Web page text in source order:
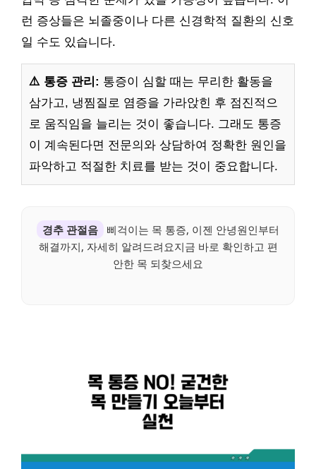
런 증상들은 뇌졸중이나 다른 신경학적 질환의 신호
일 수도 있습니다.
⚠️ 통증 관리: 통증이 심할 때는 무리한 활동을
삼가고, 냉찜질로 염증을 가라앉힌 후 점진적으
로 움직임을 늘리는 것이 좋습니다. 그래도 통증
이 계속된다면 전문의와 상담하여 정확한 원인을
파악하고 적절한 치료를 받는 것이 중요합니다.
경추 관절음
삐걱이는 목 통증, 이젠 안녕원인부터
해결까지, 자세히 알려드려요지금 바로 확인하고 편
안한 목 되찾으세요